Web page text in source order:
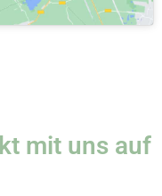
mit uns auf